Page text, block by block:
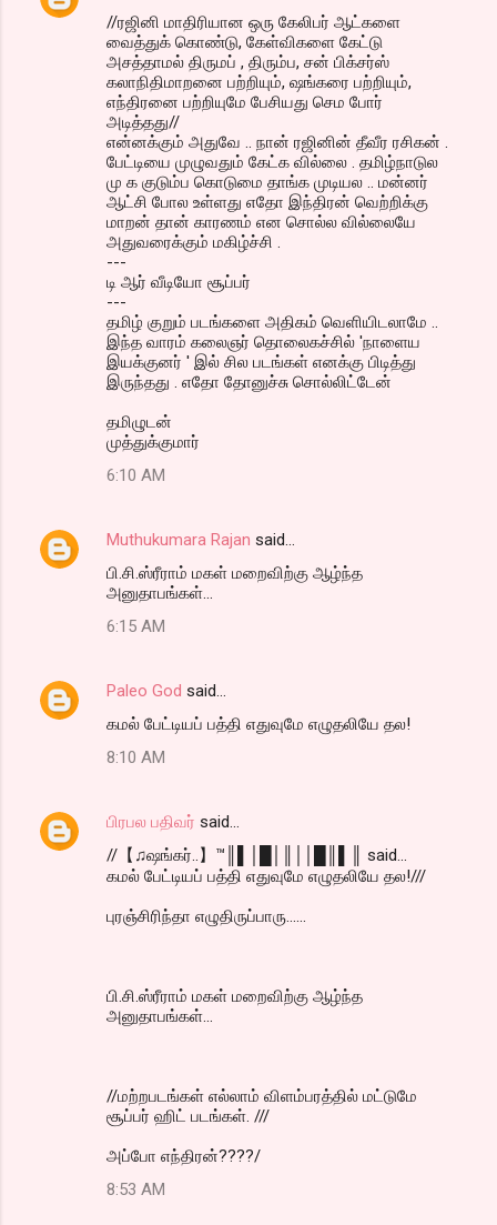
//ரஜினி மாதிரியான ஒரு கேலிபர் ஆட்களை
வைத்துக் கொண்டு, கேள்விகளை கேட்டு
அசத்தாமல் திருமப் , திரும்ப, சன் பிக்சர்ஸ்
கலாநிதிமாறனை பற்றியும், ஷங்கரை பற்றியும்,
எந்திரனை பற்றியுமே பேசியது செம போர்
அடித்தது//
என்னக்கும் அதுவே .. நான் ரஜினின் தீவீர ரசிகன் .
பேட்டியை முழுவதும் கேட்க வில்லை . தமிழ்நாடுல
மு க குடும்ப கொடுமை தாங்க முடியல .. மன்னர்
ஆட்சி போல உள்ளது எதோ இந்திரன் வெற்றிக்கு
மாறன் தான் காரணம் என சொல்ல வில்லையே
அதுவரைக்கும் மகிழ்ச்சி .
---
டி ஆர் வீடியோ சூப்பர்
---
தமிழ் குறும் படங்களை அதிகம் வெளியிடலாமே ..
இந்த வாரம் கலைஞர் தொலைகச்சில் 'நாளைய
இயக்குனர் ' இல் சில படங்கள் எனக்கு பிடித்து
இருந்தது . எதோ தோனுச்சு சொல்லிட்டேன்
தமிழுடன்
முத்துக்குமார்
6:10 AM
Muthukumara Rajan said…
பி.சி.ஸ்ரீராம் மகள் மறைவிற்கு ஆழ்ந்த
அனுதாபங்கள்...
6:15 AM
Paleo God said…
கமல் பேட்டியப் பத்தி எதுவுமே எழுதலியே தல!
8:10 AM
பிரபல பதிவர் said…
//【♫ஷங்கர்..】™║▌│█│║││█║▌║ said...
கமல் பேட்டியப் பத்தி எதுவுமே எழுதலியே தல!///
புரஞ்சிரிந்தா எழுதிருப்பாரு......
பி.சி.ஸ்ரீராம் மகள் மறைவிற்கு ஆழ்ந்த
அனுதாபங்கள்...
//மற்றபடங்கள் எல்லாம் விளம்பரத்தில் மட்டுமே
சூப்பர் ஹிட் படங்கள். ///
அப்போ எந்திரன்????/
8:53 AM